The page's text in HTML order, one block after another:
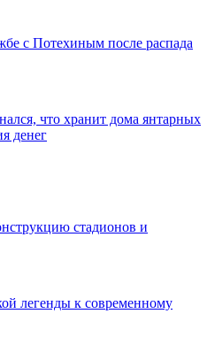
с Потехиным после распада
что хранит дома янтарных
денег
стадионов и
легенды к современному